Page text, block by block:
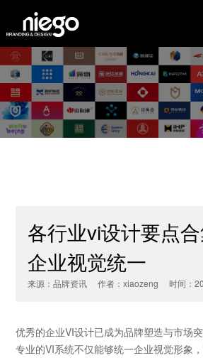
各行业vi设计要点
企业视觉统一
来源：品牌资讯 作者：xiaozeng 时间：
优秀的企业VI设计已成为品牌塑造与市场
专业的VI系统不仅能够统一企业视觉形象